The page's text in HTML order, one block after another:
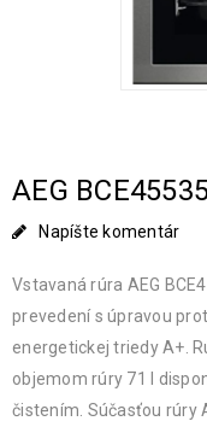
AEG
Napíšte komentár
Vstavaná rúra AEG
prevedení s úpravou
energetickej triedy A+.
objemom rúry 71 l
čistením. Súčasťou rúry